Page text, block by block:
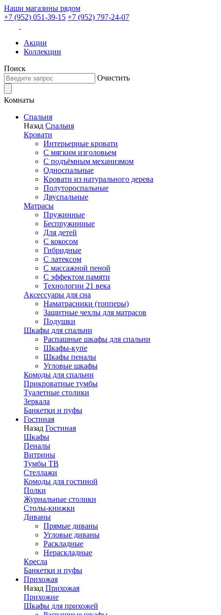
Наши магазины рядом
+7 (952) 051-39-15 +7 (952) 797-24-07
Акции
Коллекции
Поиск
Очистить
Комнаты
Спальня
Назад Спальня
Кровати
Интерьерные кровати
С мягким изголовьем
С подъёмным механизмом
Односпальные
Кровати из натурального дерева
Полутороспальные
Двуспальные
Матрасы
Пружинные
Беспружинные
Для детей
C кокосом
Гибридные
С латексом
С массажной пеной
С эффектом памяти
Технологии 21 века
Аксессуары для сна
Наматрасники (топперы)
Защитные чехлы для матрасов
Подушки
Шкафы для спальни
Распашные шкафы для спальни
Шкафы-купе
Шкафы пеналы
Угловые шкафы
Комоды для спальни
Прикроватные тумбы
Туалетные столики
Зеркала
Банкетки и пуфы
Гостиная
Назад Гостиная
Шкафы
Пеналы
Витрины
Тумбы ТВ
Стеллажи
Комоды для гостиной
Полки
Журнальные столики
Столы-книжки
Диваны
Прямые диваны
Угловые диваны
Раскладные
Нераскладные
Кресла
Банкетки и пуфы
Прихожая
Назад Прихожая
Прихожие
Шкафы для прихожей